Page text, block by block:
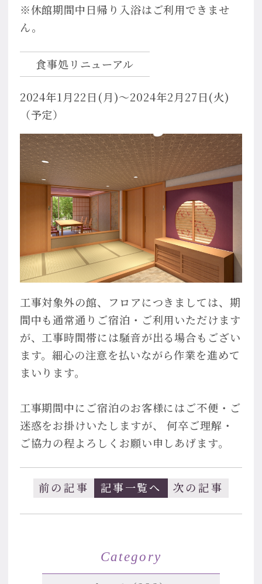
※休館期間中日帰り入浴はご利用できませ
ん。
食事処リニューアル
2024年1月22日(月)〜2024年2月27日(火)
（予定）
工事対象外の館、フロアにつきましては、期
間中も通常通りご宿泊・ご利用いただけます
が、工事時間帯には騒音が出る場合もござい
ます。細心の注意を払いながら作業を進めて
まいります。
工事期間中にご宿泊のお客様にはご不便・ご
迷惑をお掛けいたしますが、 何卒ご理解・
ご協力の程よろしくお願い申しあげます。
前の記事 記事一覧へ 次の記事
Category